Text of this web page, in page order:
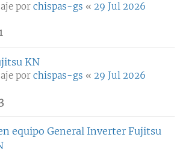
por chispas-gs « 29 Jul 2026
KN
por chispas-gs « 29 Jul 2026
3
equipo General Inverter Fujitsu